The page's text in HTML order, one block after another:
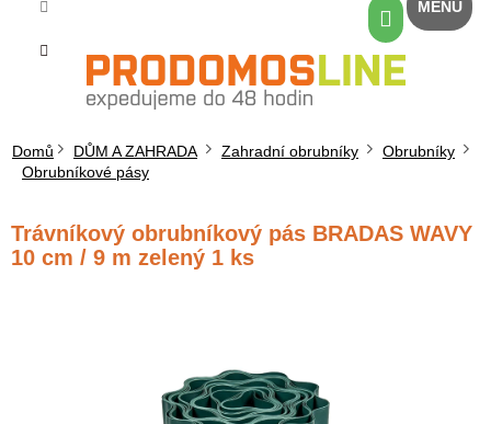
obsah
Nákupní
košík
Domů DŮM A ZAHRADA Zahradní obrubníky
Obrubníky
Obrubníkové pásy
Trávníkový obrubníkový pás BRADAS WAVY
10 cm / 9 m zelený 1 ks